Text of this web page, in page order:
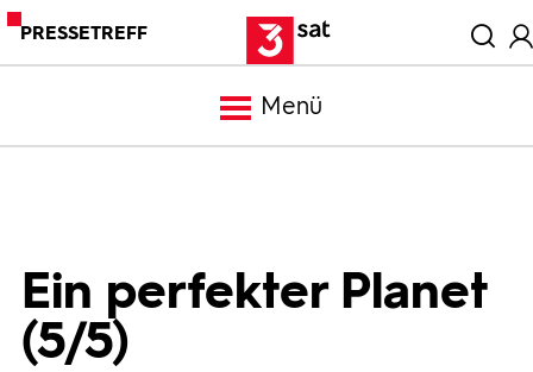
PRESSETREFF
Menü
Ein perfekter Planet
(5/5)